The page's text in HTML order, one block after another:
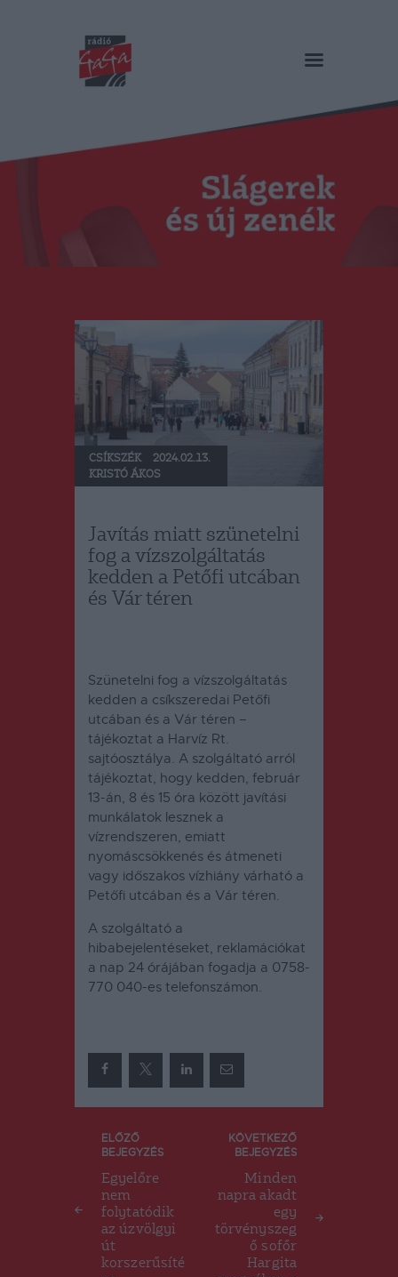
RÁDIÓ GAGA
Műsorok
Duma Duba
Podcast és videók
Stáb
Kapcsolat
RO
CSÍKSZÉK
2024.02.13.
KRISTÓ ÁKOS
Javítás miatt szünetelni
fog a vízszolgáltatás
kedden a Petőfi utcában
és Vár téren
Szünetelni fog a vízszolgáltatás
kedden a csíkszeredai Petőfi
utcában és a Vár téren –
tájékoztat a Harvíz Rt.
sajtóosztálya. A szolgáltató arról
tájékoztat, hogy kedden, február
13-án, 8 és 15 óra között javítási
munkálatok lesznek a
vízrendszeren, emiatt
nyomáscsökkenés és átmeneti
vagy időszakos vízhiány várható a
Petőfi utcában és a Vár téren.
A szolgáltató a
hibabejelentéseket, reklamációkat
a nap 24 órájában fogadja a 0758-
770 040-es telefonszámon.
Bejegyzés
navigáció
ELŐZŐ
BEJEGYZÉS
Egyelőre
nem
folytatódik
az úzvölgyi
út
korszerűsíté
KÖVETKEZŐ
BEJEGYZÉS
Minden
napra akadt
egy
törvényszeg
ő sofőr
Hargita